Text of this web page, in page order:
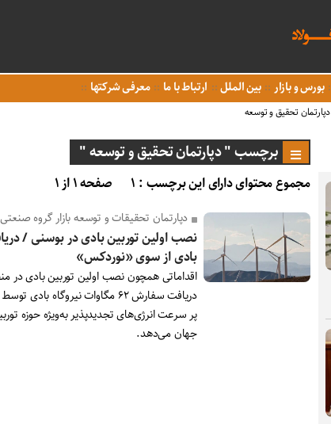
بورس و بازار بین الملل ارتباط با ما معرفی شرکتها
دپارتمان تحقیق و توسعه
برچسب " دپارتمان تحقیق و توسعه "
مجموع محتوای دارای این برچسب : ۱ صفحه ۱ از ۱
دپارتمان تحقیقات و توسعه بازار گروه
بادی از سوی «نوردکس»
اقداماتی همچون نصب اولین توربین بادی در
دریافت سفارش ۶۲ مگاوات
پر سرعت انرژی‌های تجدیدپذیر به‌ویژه حوزه
جهان می‌دهد.